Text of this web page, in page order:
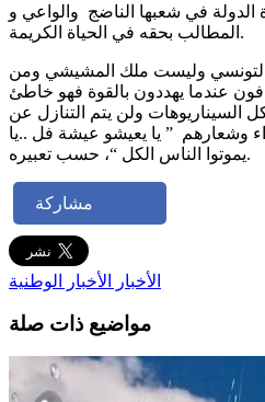
في شعبها الناضج والواعي و
المطالب بحقه في الحياة الكريمة.
وليست ملك المشيشي ومن
عندما يهددون بالقوة فهو خاطئ
السيناريوهات ولن يتم التنازل عن
وشعارهم ” يا يعيشو عيشة فل ..يا
يموتوا الناس الكل “، حسب تعبيره.
مشاركة
الأخبار الأخبار الوطنية
مواضيع ذات صلة